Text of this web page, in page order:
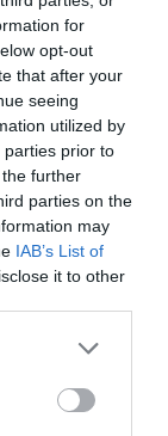
for
opt-out
that after your
seeing
utilized by
parties prior to
further
parties on the
may
IAB’s List of
it to other
more Google
may click to
party tags to
dl citromlé)
hűtőbe.